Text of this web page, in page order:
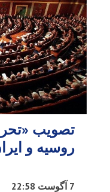
تصویب
روسیه و
7 آگوست 22:58